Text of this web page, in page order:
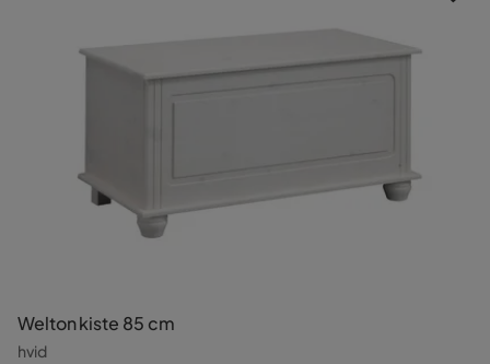
Welton kiste 85 cm
hvid